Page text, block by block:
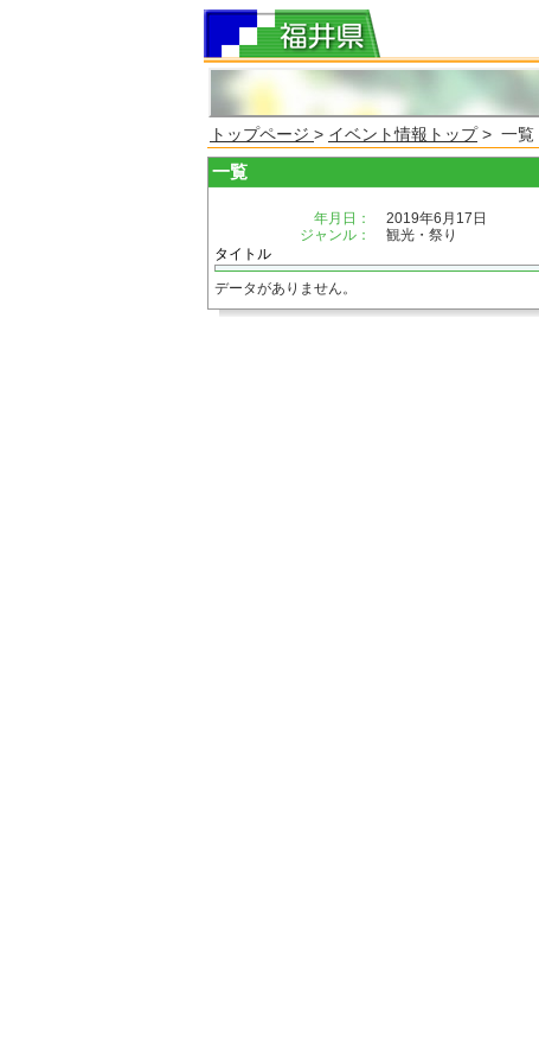
トップページ > イベント情報トップ> 一覧
一覧
年月日：
2019年6月17日
ジャンル：
観光・祭り
タイトル
データがありません。